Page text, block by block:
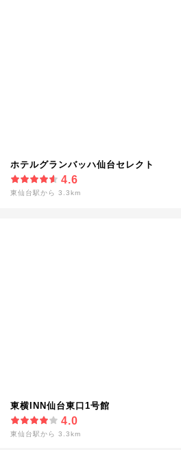
ホテルグランバッハ仙台セレクト
4.6
東仙台駅から 3.3km
東横INN仙台東口1号館
4.0
東仙台駅から 3.3km